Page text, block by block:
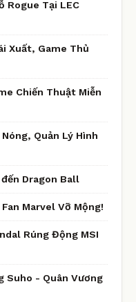
Rogue Tại LEC
Xuất, Game Thủ
Chiến Thuật Miễn
Quản Lý Hình
Dragon Ball
Marvel Vỡ Mộng!
Rúng Động MSI
Suho - Quân Vương